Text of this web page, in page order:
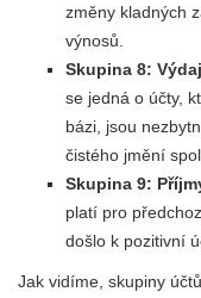
změny kladných
výnosů.
Skupina 8:
se jedná o účty,
bázi, jsou
čistého jmění
Skupina 9:
platí pro
došlo k pozitivní
Jak vidíme, skupiny